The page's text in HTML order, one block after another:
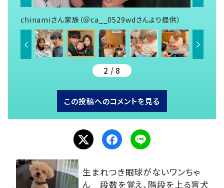
chinamiさん家族（＠ca__0529wdさんより提供）
2 / 8
この投稿へのコメントを見る
生まれつき眼球がないワンちゃ
ん 段数を覚え、階段を上る盲犬